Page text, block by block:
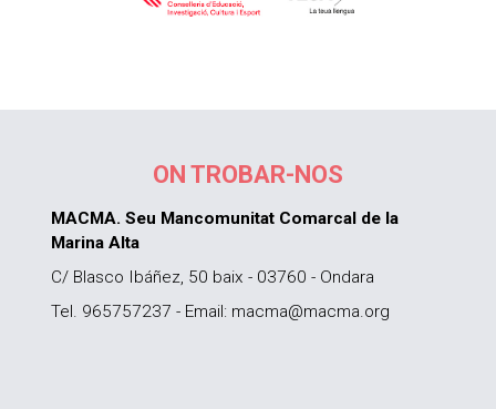
ON TROBAR-NOS
MACMA. Seu Mancomunitat Comarcal de la
Marina Alta
C/ Blasco Ibáñez, 50 baix - 03760 - Ondara
Tel. 965757237 - Email: macma@macma.org